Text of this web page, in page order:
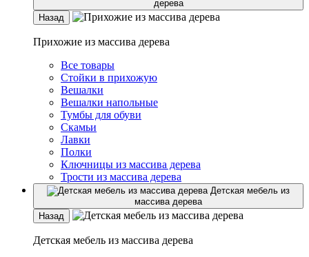
дерева
Назад
Прихожие из массива дерева
Все товары
Стойки в прихожую
Вешалки
Вешалки напольные
Тумбы для обуви
Скамьи
Лавки
Полки
Ключницы из массива дерева
Трости из массива дерева
Детская мебель из
массива дерева
Назад
Детская мебель из массива дерева